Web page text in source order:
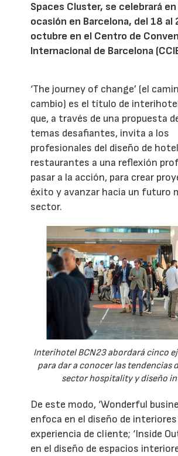
Spaces Cluster, se celebrará
ocasión en Barcelona, del 18 al
octubre en el Centro de
Internacional de Barcelona
‘The journey of change’ (el
cambio) es el título de
que, a través de una propuesta
temas desafiantes, invita a los
profesionales del diseño de
restaurantes a una reflexión
pasar a la acción, para crear
éxito y avanzar hacia un futuro
sector.
Interihotel BCN23 abordará cinco
para dar a conocer las tendencias
sector hospitality y diseño
De este modo, ‘Wonderful
enfoca en el diseño de interiores
experiencia de cliente; ‘Inside
en el diseño de espacios